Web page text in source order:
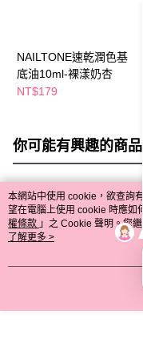
NAILTONE速乾潤色基
底油10ml-裸漾奶杏
NT$179
你可能有興趣的商品
熱門標籤
本網站中使用 cookie，欲查詢
望在電腦上使用 cookie 時應如
權條款 」之 Cookie 聲明。您
用條款之 Cookie 聲明使用
了解更多 >